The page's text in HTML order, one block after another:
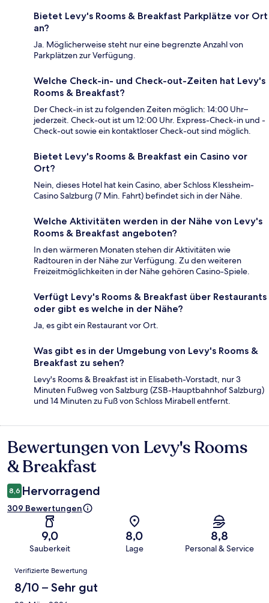
Bietet Levy's Rooms & Breakfast Parkplätze vor Ort
an?
Ja. Möglicherweise steht nur eine begrenzte Anzahl von
Parkplätzen zur Verfügung.
Welche Check-in- und Check-out-Zeiten hat Levy's
Rooms & Breakfast?
Der Check-in ist zu folgenden Zeiten möglich: 14:00 Uhr–
jederzeit. Check-out ist um 12:00 Uhr. Express-Check-in und -
Check-out sowie ein kontaktloser Check-out sind möglich.
Bietet Levy's Rooms & Breakfast ein Casino vor
Ort?
Nein, dieses Hotel hat kein Casino, aber Schloss Klessheim-
Casino Salzburg (7 Min. Fahrt) befindet sich in der Nähe.
Welche Aktivitäten werden in der Nähe von Levy's
Rooms & Breakfast angeboten?
In den wärmeren Monaten stehen dir Aktivitäten wie
Radtouren in der Nähe zur Verfügung. Zu den weiteren
Freizeitmöglichkeiten in der Nähe gehören Casino-Spiele.
Verfügt Levy's Rooms & Breakfast über Restaurants
oder gibt es welche in der Nähe?
Ja, es gibt ein Restaurant vor Ort.
Was gibt es in der Umgebung von Levy's Rooms &
Breakfast zu sehen?
Levy's Rooms & Breakfast ist in Elisabeth-Vorstadt, nur 3
Minuten Fußweg von Salzburg (ZSB-Hauptbahnhof Salzburg)
und 14 Minuten zu Fuß von Schloss Mirabell entfernt.
Bewertungen
Bewertungen von Levy's Rooms
& Breakfast
8,6 Hervorragend
309 Bewertungen
9,0
Sauberkeit
8,0
Lage
8,8
Personal & Service
Bewertungen
Verifizierte Bewertung
8/10 – Sehr gut